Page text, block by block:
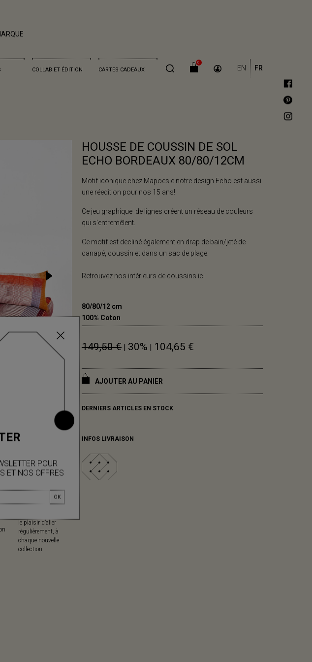
COLLAB ET ÉDITION CARTES CADEAUX
0
EN FR
POUR
ET NOS OFFRES
OK
MADE IN
avec des ateliers
locaux indiens, dans
le plaisir d’aller
régulièrement, à
chaque nouvelle
collection.
HOUSSE DE COUSSIN DE SOL
ECHO BORDEAUX 80/80/12CM
Motif iconique chez Mapoesie notre design Echo est aussi
une réedition pour nos 15 ans!
Ce jeu graphique de lignes créent un réseau de couleurs
qui s'entremêlent.
Ce motif est decliné également en drap de bain/jeté de
canapé, coussin et dans un sac de plage.
Retrouvez nos intérieurs de coussins ici
80/80/12 cm
100% Coton
149,50 €| 30% | 104,65 €
AJOUTER AU PANIER
DERNIERS ARTICLES EN STOCK
INFOS LIVRAISON